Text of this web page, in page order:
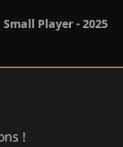
Player - 2025
!